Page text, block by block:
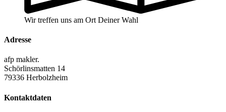
Wir treffen uns am Ort Deiner Wahl
Adresse
afp makler.
Schörlinsmatten 14
79336 Herbolzheim
Kontaktdaten